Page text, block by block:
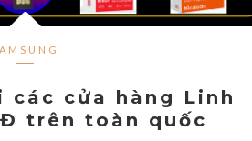
các cửa hàng Linh
trên toàn quốc